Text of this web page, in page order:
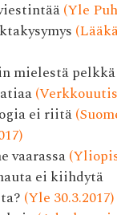
(Yle
mielestä
ei riitä
vaarassa
ei kiihdytä
(Yle 30.3.2017)